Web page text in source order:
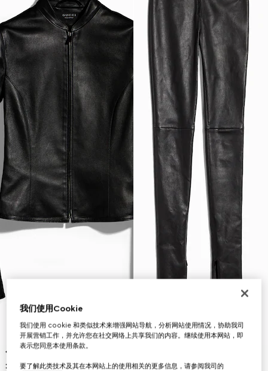
我们使用Cookie
我们使用 cookie 和类似技术来增强网站导航，分析网站使用情况，协助我司
开展营销工作，并允许您在社交网络上共享我们的内容。继续使用本网站，即
表示您同意本使用条款。
要了解此类技术及其在本网站上的使用相关的更多信息，请参阅我司的